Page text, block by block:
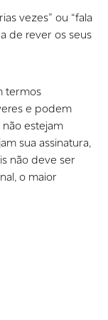
vezes” ou “fala
de rever os seus
termos
e podem
estejam
sua assinatura,
não deve ser
o maior